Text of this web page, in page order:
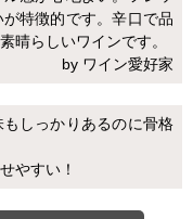
特徴的です。辛口で品
晴らしいワインです。
by ワイン愛好家
しっかりあるのに骨格
やすい！